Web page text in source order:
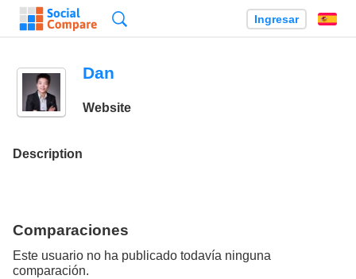
Ingresar
Dan
Website
Description
Comparaciones
Este usuario no ha publicado todavía ninguna
comparación.